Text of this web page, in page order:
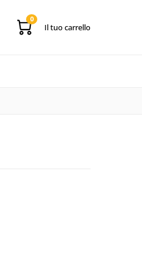
0
Il tuo carrello